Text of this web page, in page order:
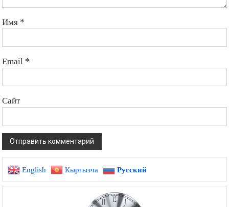
Имя *
Email *
Сайт
English Кыргызча Русский